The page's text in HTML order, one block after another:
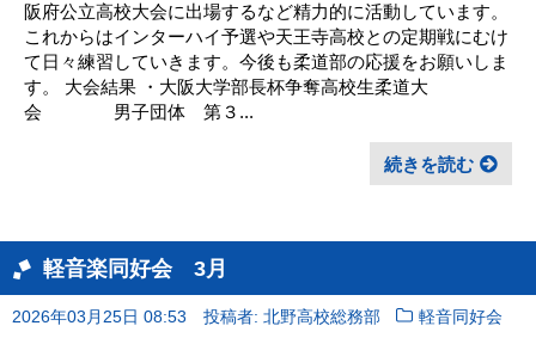
阪府公立高校大会に出場するなど精力的に活動しています。
これからはインターハイ予選や天王寺高校との定期戦にむけ
て日々練習していきます。今後も柔道部の応援をお願いしま
す。 大会結果 ・大阪大学部長杯争奪高校生柔道大
会 男子団体 第３...
続きを読む
軽音楽同好会 3月
2026年03月25日 08:53 投稿者: 北野高校総務部 軽音同好会